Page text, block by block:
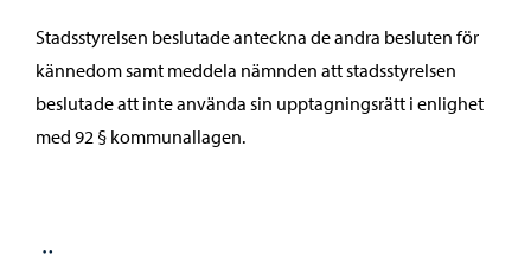
Stadsstyrelsen beslutade anteckna de andra besluten för
kännedom samt meddela nämnden att stadsstyrelsen
beslutade att inte använda sin upptagningsrätt i enlighet
med 92 § kommunallagen.